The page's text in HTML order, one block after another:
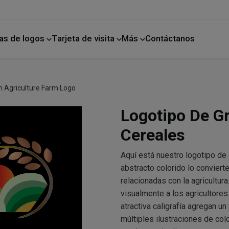
de logos Tarjeta de visita Más Contáctanos
Agriculture Farm Logo
Logotipo De
Cereales
Aquí está nuestro logotipo de
abstracto colorido lo
relacionadas con la
visualmente a los
atractiva caligrafía agregan
múltiples ilustraciones de